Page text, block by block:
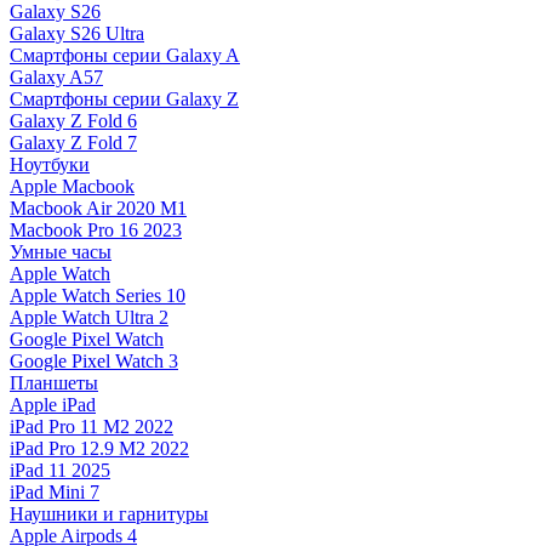
Galaxy S26
Galaxy S26 Ultra
Смартфоны серии Galaxy A
Galaxy A57
Смартфоны серии Galaxy Z
Galaxy Z Fold 6
Galaxy Z Fold 7
Ноутбуки
Apple Macbook
Macbook Air 2020 M1
Macbook Pro 16 2023
Умные часы
Apple Watch
Apple Watch Series 10
Apple Watch Ultra 2
Google Pixel Watch
Google Pixel Watch 3
Планшеты
Apple iPad
iPad Pro 11 M2 2022
iPad Pro 12.9 M2 2022
iPad 11 2025
iPad Mini 7
Наушники и гарнитуры
Apple Airpods 4